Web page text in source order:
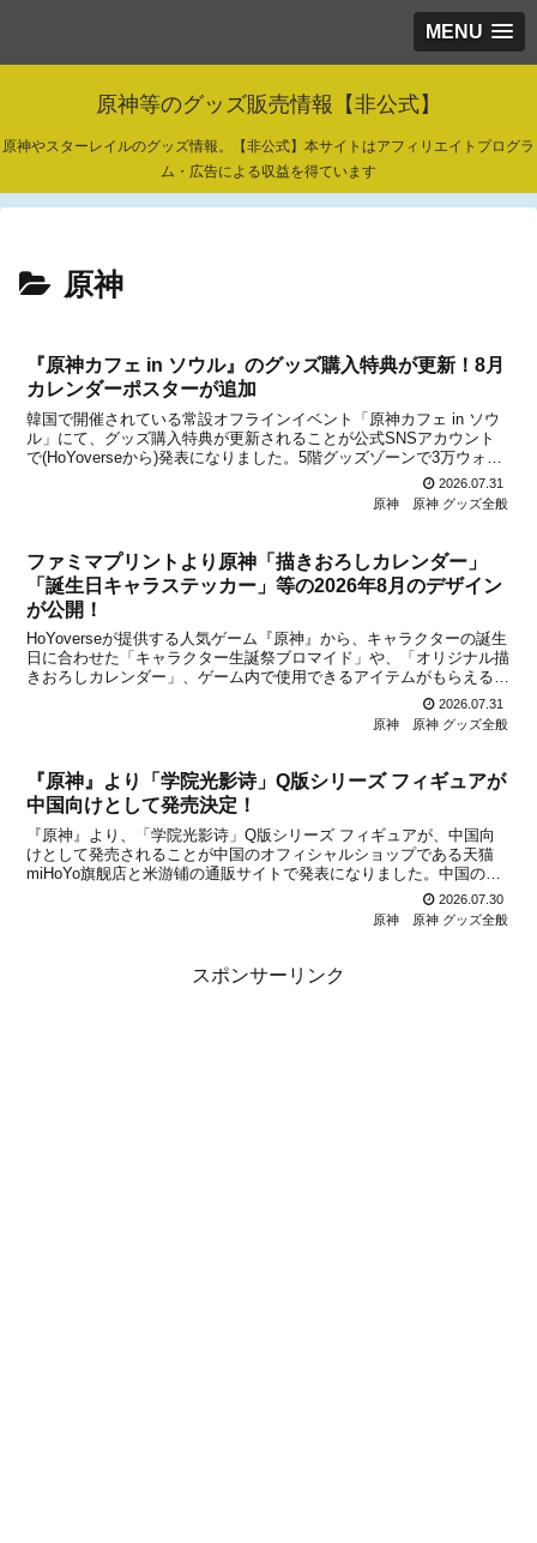
MENU
原神等のグッズ販売情報【非公式】
原神やスターレイルのグッズ情報。【非公式】本サイトはアフィリエイトプログラ
ム・広告による収益を得ています
原神
『原神カフェ in ソウル』のグッズ購入特典が更新！8月
カレンダーポスターが追加
韓国で開催されている常設オフラインイベント「原神カフェ in ソウ
ル」にて、グッズ購入特典が更新されることが公式SNSアカウント
で(HoYoverseから)発表になりました。5階グッズゾーンで3万ウォン
以上購入した場合の贈呈品選択肢に、アルレッキーノをフィーチャー
2026.07.31
原神
原神 グッズ全般
ファミマプリントより原神「描きおろしカレンダー」
「誕生日キャラステッカー」等の2026年8月のデザイン
が公開！
HoYoverseが提供する人気ゲーム『原神』から、キャラクターの誕生
日に合わせた「キャラクター生誕祭ブロマイド」や、「オリジナル描
きおろしカレンダー」、ゲーム内で使用できるアイテムがもらえるゲ
ーム内アイテム交換コード付き「誕生日キャラステッカー」が、ファ
ミリーマート店内マルチコピー機サービス「ファ...
2026.07.31
原神
原神 グッズ全般
『原神』より「学院光影诗」Q版シリーズ フィギュアが
中国向けとして発売決定！
『原神』より、「学院光影诗」Q版シリーズ フィギュアが、中国向
けとして発売されることが中国のオフィシャルショップである天猫
miHoYo旗舰店と米游铺の通販サイトで発表になりました。中国のオ
フィシャルショップである天猫miHoYo旗舰店と米游铺で、2026年8
2026.07.30
原神
原神 グッズ全般
スポンサーリンク